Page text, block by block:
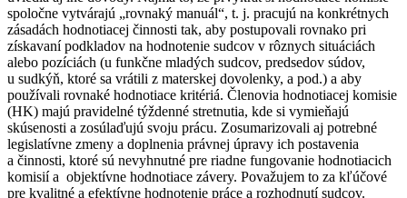
spoločne vytvárajú „rovnaký manuál“, t. j. pracujú na konkrétnych
zásadách hodnotiacej činnosti tak, aby postupovali rovnako pri
získavaní podkladov na hodnotenie sudcov v rôznych situáciách
alebo pozíciách (u funkčne mladých sudcov, predsedov súdov,
u sudkýň, ktoré sa vrátili z materskej dovolenky, a pod.) a aby
používali rovnaké hodnotiace kritériá. Členovia hodnotiacej komisie
(HK) majú pravidelné týždenné stretnutia, kde si vymieňajú
skúsenosti a zosúlaďujú svoju prácu. Zosumarizovali aj potrebné
legislatívne zmeny a doplnenia právnej úpravy ich postavenia
a činnosti, ktoré sú nevyhnutné pre riadne fungovanie hodnotiacich
komisií a objektívne hodnotiace závery. Považujem to za kľúčové
pre kvalitné a efektívne hodnotenie práce a rozhodnutí sudcov.